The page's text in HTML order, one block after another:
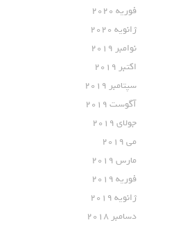
فوریه 2020
ژانویه 2020
نوامبر 2019
اکتبر 2019
سپتامبر 2019
آگوست 2019
جولای 2019
می 2019
مارس 2019
فوریه 2019
ژانویه 2019
دسامبر 2018